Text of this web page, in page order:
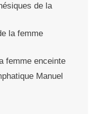
de la
la femme
femme enceinte
Manuel